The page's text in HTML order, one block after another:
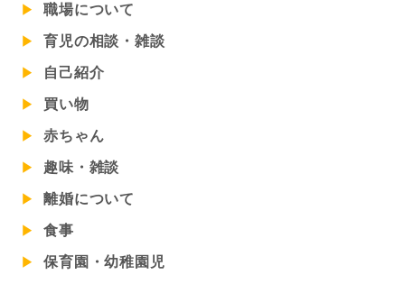
職場について
育児の相談・雑談
自己紹介
買い物
赤ちゃん
趣味・雑談
離婚について
食事
保育園・幼稚園児